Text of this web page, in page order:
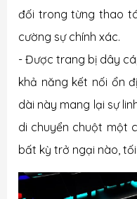
đối trong từng thao
cường sự chính xác.
- Được trang bị dây
khả năng kết nối ổn
dài này mang lại sự
di chuyển chuột một
bất kỳ trở ngại nào,